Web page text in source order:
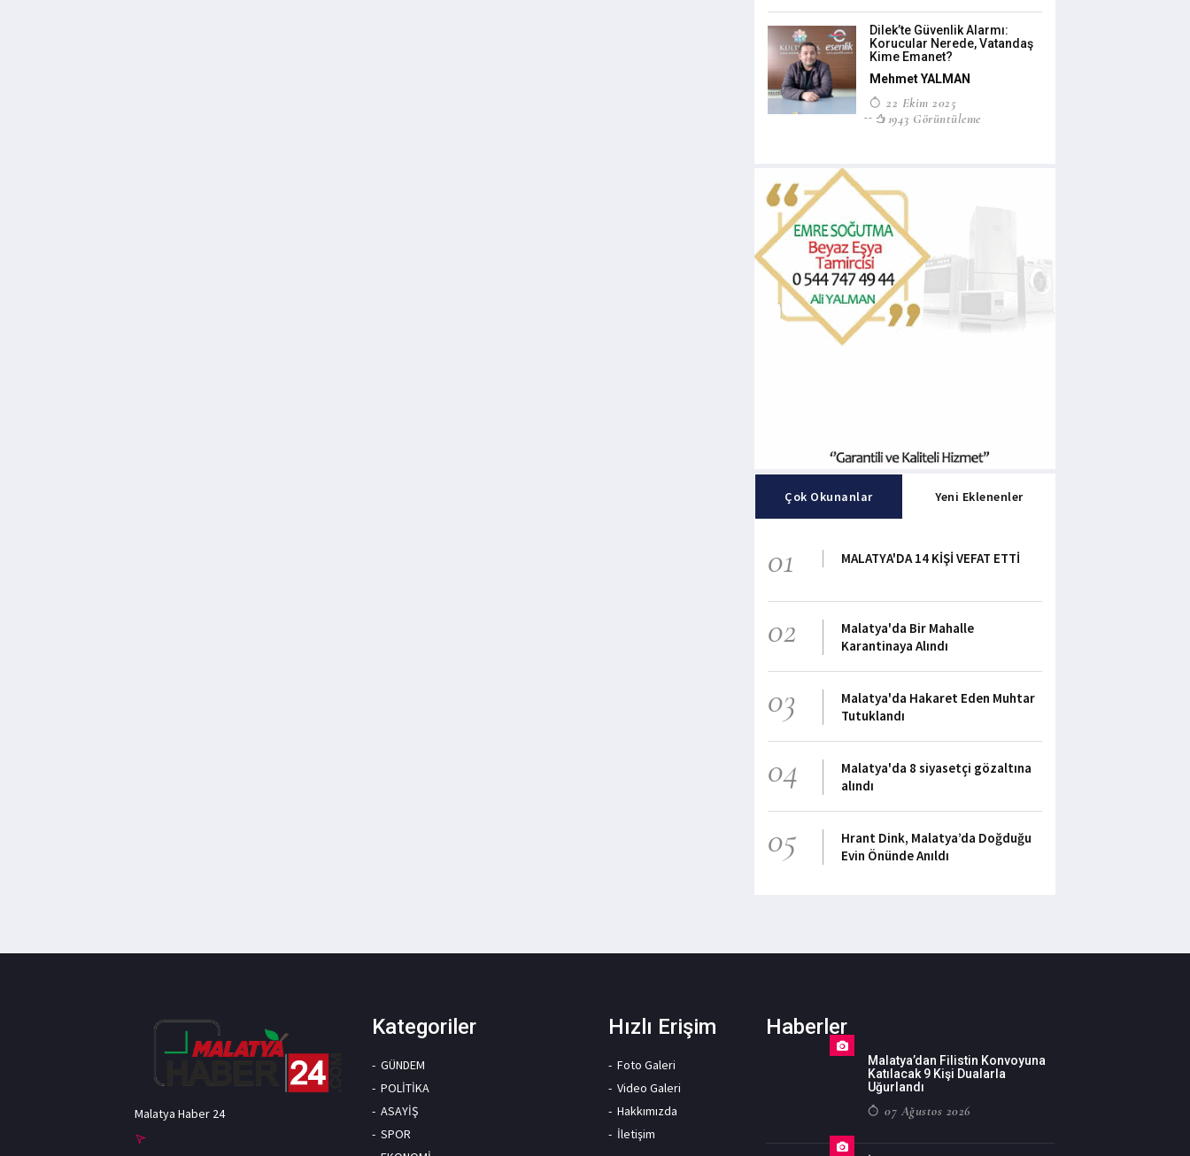
Dilek’te Güvenlik Alarmı:
Korucular Nerede, Vatandaş
Kime Emanet?
Mehmet YALMAN
22 Ekim 2025
1943 Görüntüleme
Çok Okunanlar Yeni Eklenenler
01 MALATYA'DA 14 KİŞİ VEFAT ETTİ
02
Malatya'da Bir Mahalle
Karantinaya Alındı
03
Malatya'da Hakaret Eden Muhtar
Tutuklandı
04
Malatya'da 8 siyasetçi gözaltına
alındı
05
Hrant Dink, Malatya’da Doğduğu
Evin Önünde Anıldı
Malatya Haber 24
Kategoriler
GÜNDEM
POLİTİKA
ASAYİŞ
SPOR
Hızlı Erişim
Foto Galeri
Video Galeri
Hakkımızda
İletişim
Haberler
Malatya’dan Filistin Konvoyuna
Katılacak 9 Kişi Dualarla
Uğurlandı
07 Ağustos 2026